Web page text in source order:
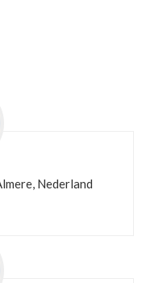
Nederland